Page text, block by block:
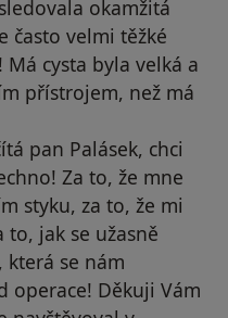
okamžitá
často velmi těžké
cysta byla velká a
přístrojem, než má
pan Palásek, chci
Za to, že mne
styku, za to, že mi
jak se užasně
která se nám
operace! Děkuji Vám